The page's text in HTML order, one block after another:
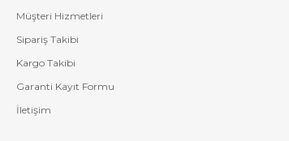
Müşteri Hizmetleri
Sipariş Takibi
Kargo Takibi
Garanti Kayıt Formu
İletişim